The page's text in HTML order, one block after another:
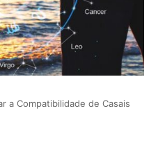
a Compatibilidade de Casais